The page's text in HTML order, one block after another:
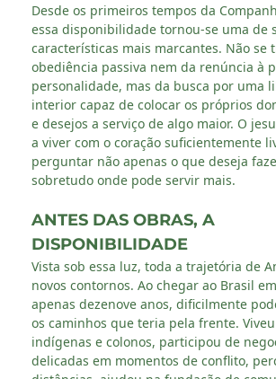
Desde os primeiros tempos da
essa disponibilidade tornou-se uma de
características mais marcantes. Não se
obediência passiva nem da renúncia à
personalidade, mas da busca por uma
interior capaz de colocar os próprios
e desejos a serviço de algo maior. O
a viver com o coração suficientemente
perguntar não apenas o que deseja
sobretudo onde pode servir mais.
ANTES DAS OBRAS, A
DISPONIBILIDADE
Vista sob essa luz, toda a trajetória de
novos contornos. Ao chegar ao Brasil
apenas dezenove anos, dificilmente
os caminhos que teria pela frente.
indígenas e colonos, participou de
delicadas em momentos de conflito,